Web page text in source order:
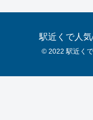
駅近くで人
© 2022 駅近く